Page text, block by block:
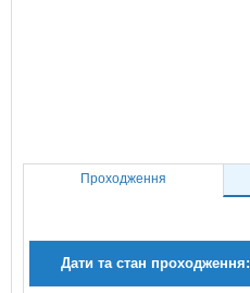
Проходження
Дати та стан проходження: